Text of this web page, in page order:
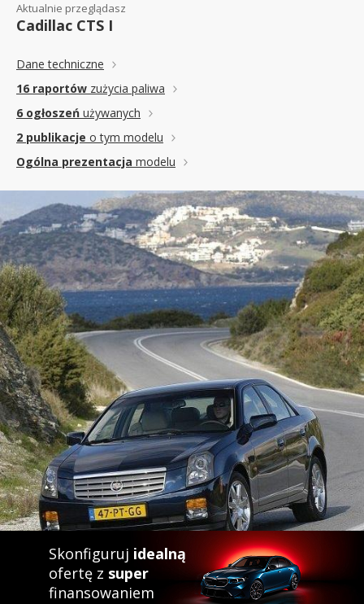
Aktualnie przeglądasz
Cadillac CTS I
Dane techniczne
16 raportów zużycia paliwa
6 ogłoszeń używanych
2 publikacje o tym modelu
Ogólna prezentacja modelu
Skonfiguruj idealną
ofertę z super
finansowaniem